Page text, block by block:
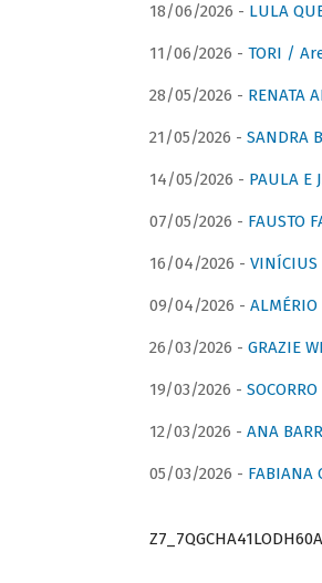
18/06/2026 - LULA
11/06/2026 - TORI /
28/05/2026 - RENATA
21/05/2026 - SANDRA
14/05/2026 - PAULA E
07/05/2026 - FAUSTO
16/04/2026 -
09/04/2026 -
26/03/2026 - GRAZIE
19/03/2026 -
12/03/2026 - ANA
05/03/2026 - FABIANA